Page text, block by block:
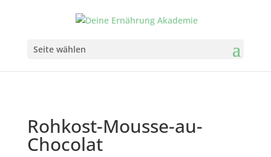
Seite wählen
Rohkost-Mousse-au-
Chocolat